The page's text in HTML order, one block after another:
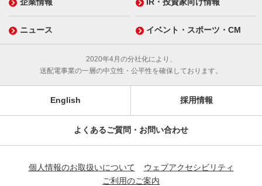
ニュース イベント・スポーツ・CM
2020年4月の分社化により、
送配電事業の一層の中立性・公平性を確保しております。
English 採用情報
よくあるご質問・お問い合わせ
個人情報のお取扱いについて
ウェブアクセシビリティ
ご利用のご案内